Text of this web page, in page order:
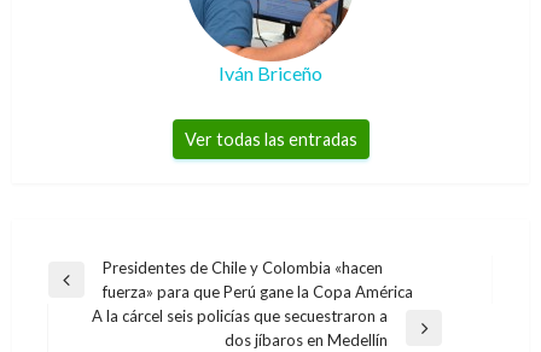
Iván Briceño
Ver todas las entradas
Navegación
Entrada
anterior
Presidentes de Chile y Colombia «hacen
fuerza» para que Perú gane la Copa América
A la cárcel seis policías que secuestraron a
dos jíbaros en Medellín